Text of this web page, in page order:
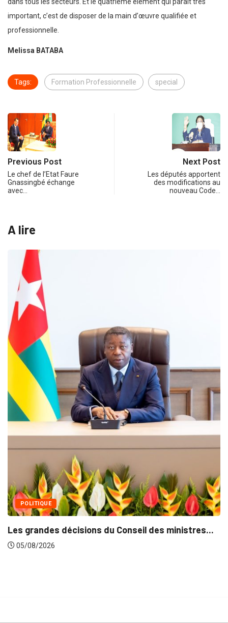
dans tous les secteurs. Et le quatrième élément qui paraît très
important, c’est de disposer de la main d’œuvre qualifiée et
professionnelle.
Melissa BATABA
Tags: Formation Professionnelle special
Previous Post
Le chef de l’Etat Faure
Gnassingbé échange
avec…
Next Post
Les députés apportent
des modifications au
nouveau Code…
A lire
Conseil des ministres...
MÉDIAS
Fin du programme